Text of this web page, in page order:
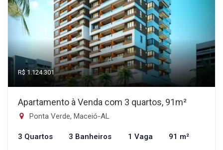
R$ 1.124.301
Apartamento à Venda com 3 quartos, 91m²
Ponta Verde, Maceió-AL
3 Quartos 3 Banheiros 1 Vaga 91 m²